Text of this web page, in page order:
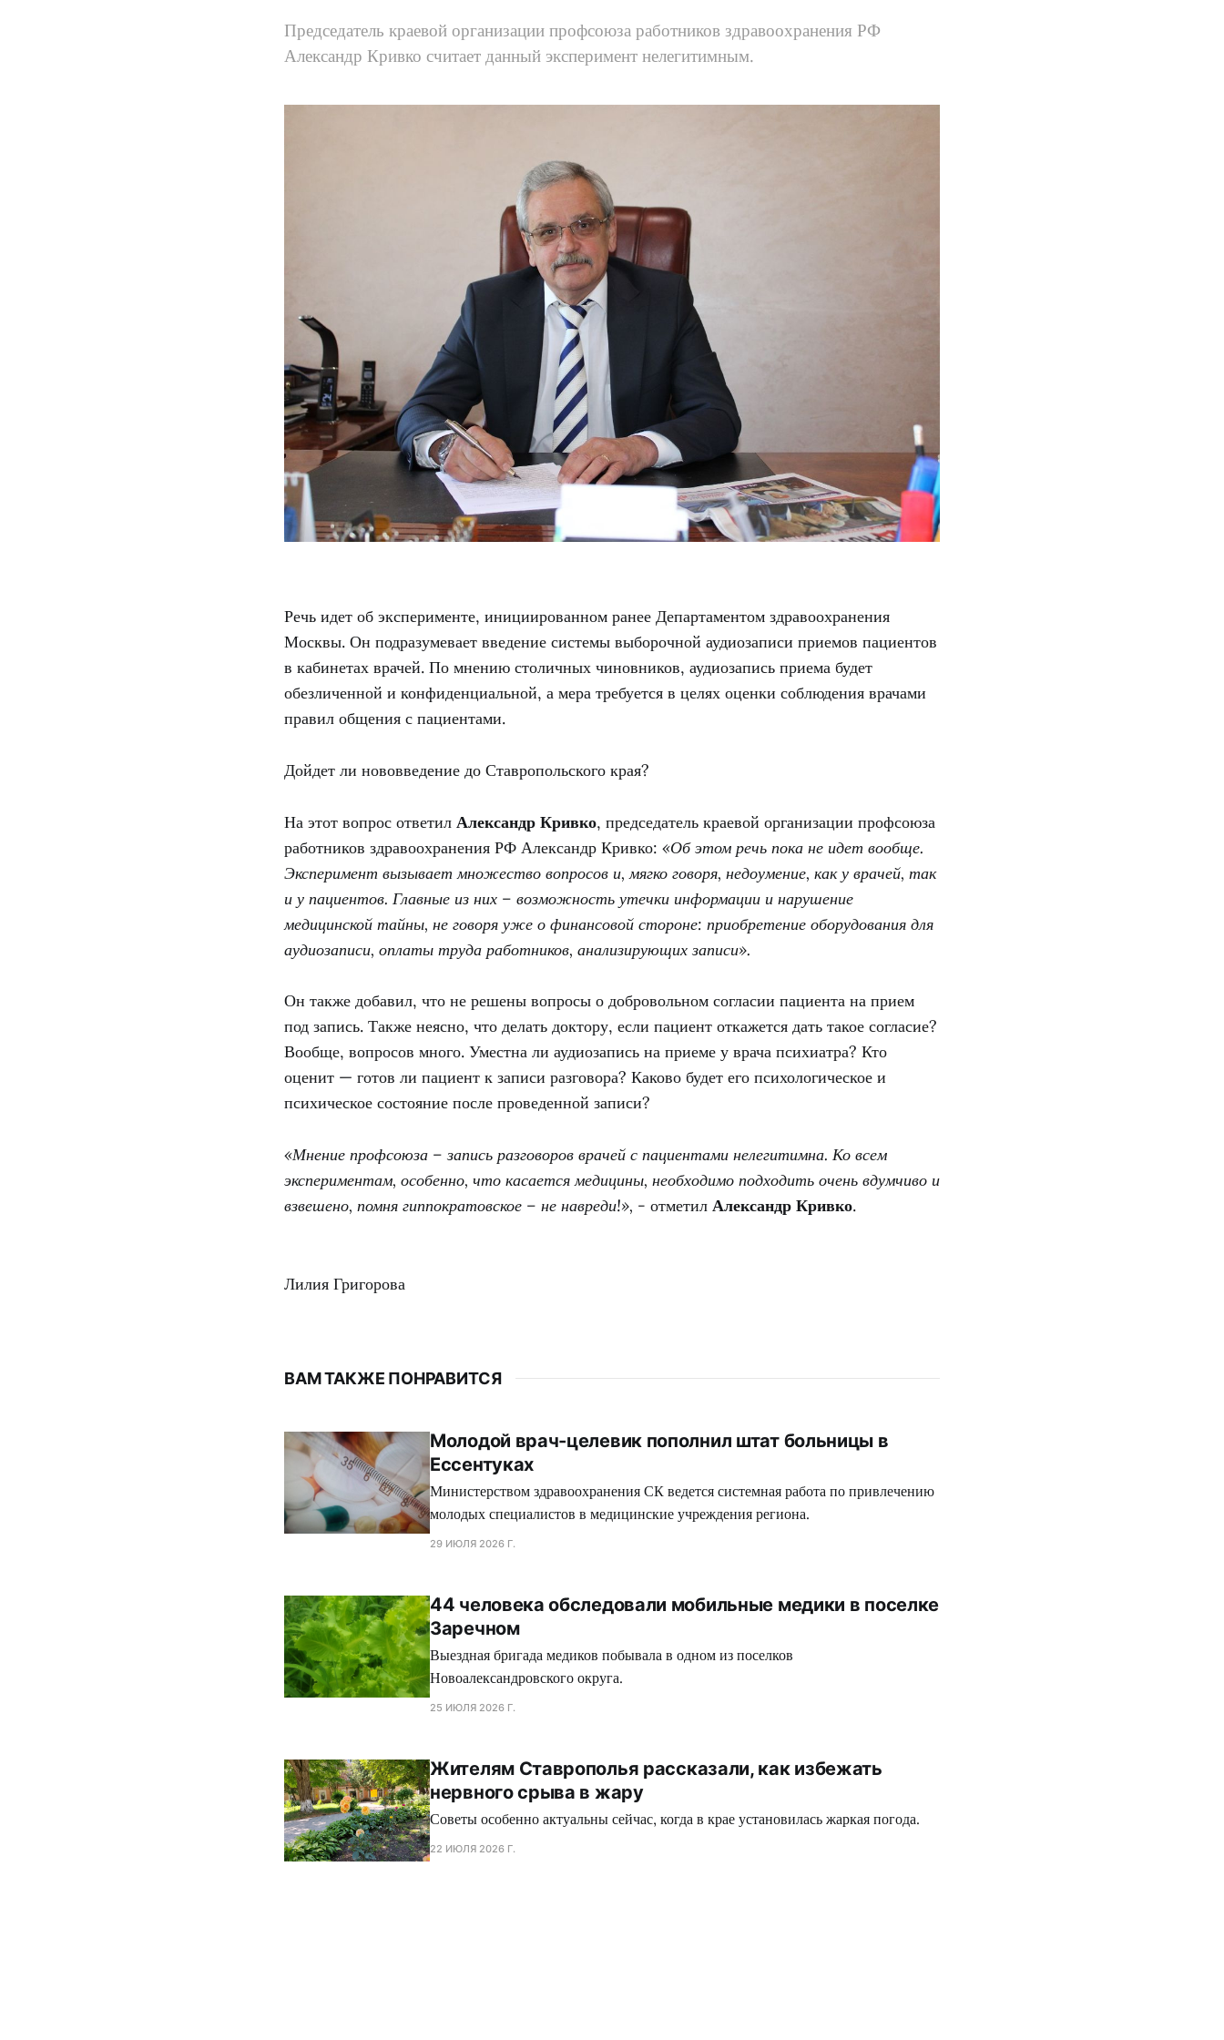
Председатель краевой организации профсоюза работников здравоохранения РФ
Александр Кривко считает данный эксперимент нелегитимным.
Речь идет об эксперименте, инициированном ранее Департаментом здравоохранения
Москвы. Он подразумевает введение системы выборочной аудиозаписи приемов пациентов
в кабинетах врачей. По мнению столичных чиновников, аудиозапись приема будет
обезличенной и конфиденциальной, а мера требуется в целях оценки соблюдения врачами
правил общения с пациентами.
Дойдет ли нововведение до Ставропольского края?
На этот вопрос ответил Александр Кривко, председатель краевой организации профсоюза
работников здравоохранения РФ Александр Кривко: «Об этом речь пока не идет вообще.
Эксперимент вызывает множество вопросов и, мягко говоря, недоумение, как у врачей, так
и у пациентов. Главные из них – возможность утечки информации и нарушение
медицинской тайны, не говоря уже о финансовой стороне: приобретение оборудования для
аудиозаписи, оплаты труда работников, анализирующих записи».
Он также добавил, что не решены вопросы о добровольном согласии пациента на прием
под запись. Также неясно, что делать доктору, если пациент откажется дать такое согласие?
Вообще, вопросов много. Уместна ли аудиозапись на приеме у врача психиатра? Кто
оценит — готов ли пациент к записи разговора? Каково будет его психологическое и
психическое состояние после проведенной записи?
«Мнение профсоюза – запись разговоров врачей с пациентами нелегитимна. Ко всем
экспериментам, особенно, что касается медицины, необходимо подходить очень вдумчиво и
взвешено, помня гиппократовское – не навреди!», - отметил Александр Кривко.
Лилия Григорова
ВАМ ТАКЖЕ ПОНРАВИТСЯ
Молодой врач-целевик пополнил штат больницы в
Ессентуках
Министерством здравоохранения СК ведется системная работа по привлечению
молодых специалистов в медицинские учреждения региона.
29 ИЮЛЯ 2026 Г.
44 человека обследовали мобильные медики в поселке
Заречном
Выездная бригада медиков побывала в одном из поселков
Новоалександровского округа.
25 ИЮЛЯ 2026 Г.
Жителям Ставрополья рассказали, как избежать
нервного срыва в жару
Советы особенно актуальны сейчас, когда в крае установилась жаркая погода.
22 ИЮЛЯ 2026 Г.